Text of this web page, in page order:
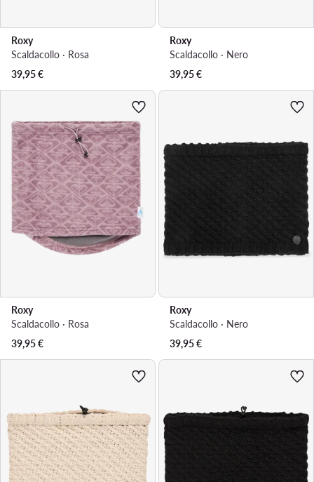
Roxy
Scaldacollo · Rosa
39,95€
Roxy
Scaldacollo · Nero
39,95€
Roxy
Scaldacollo · Rosa
39,95€
Roxy
Scaldacollo · Nero
39,95€